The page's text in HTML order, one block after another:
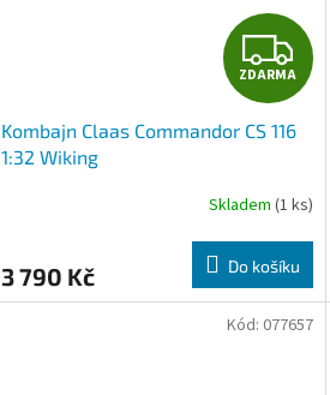
Z
D
A
R
M
A
ZDARMA
Kombajn Claas Commandor CS 116
1:32 Wiking
Skladem (1 ks)
3 790 Kč Do košíku
Kód: 077657